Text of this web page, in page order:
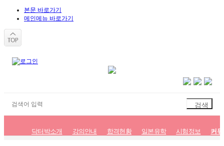
본문 바로가기
메인메뉴 바로가기
닥터박소개 강의안내 합격현황 일본유학 시험정보 커